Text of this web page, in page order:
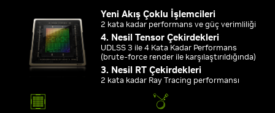
Yeni Akış Çoklu İşlemcileri
2 kata kadar performans ve güç verimliliği
4. Nesil Tensor Çekirdekleri
UDLSS 3 ile 4 Kata Kadar Performans
(brute-force render ile karşılaştırıldığında)
3. Nesil RT Çekirdekleri
2 kata kadar Ray Tracing performansı